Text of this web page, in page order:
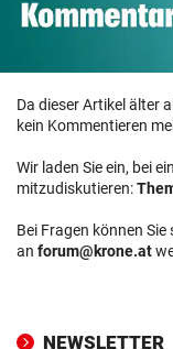
Da dieser Artikel älter
kein Kommentieren
Wir laden Sie ein, bei
mitzudiskutieren:
Bei Fragen können
an forum@krone.at
NEWSLETTER